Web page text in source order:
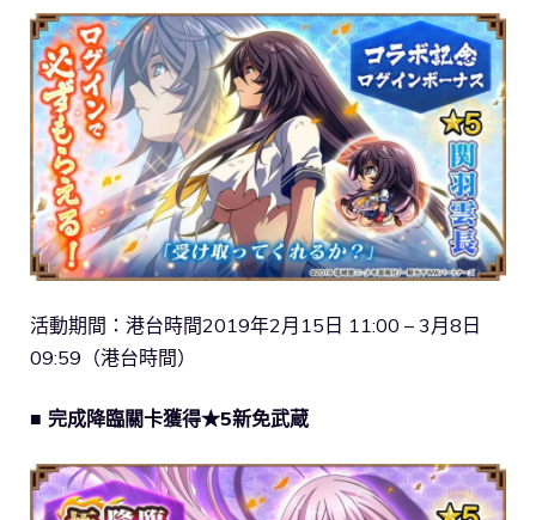
活動期間：港台時間2019年2月15日 11:00 – 3月8日
09:59（港台時間）
■ 完成降臨關卡獲得★5新免武蔵